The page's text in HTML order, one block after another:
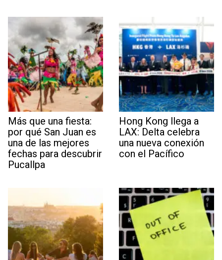
Más que una fiesta:
por qué San Juan es
una de las mejores
fechas para descubrir
Pucallpa
Hong Kong llega a
LAX: Delta celebra
una nueva conexión
con el Pacífico